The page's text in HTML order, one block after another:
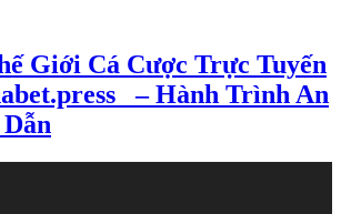
Giới Cá Cược Trực Tuyến
– Hành Trình An